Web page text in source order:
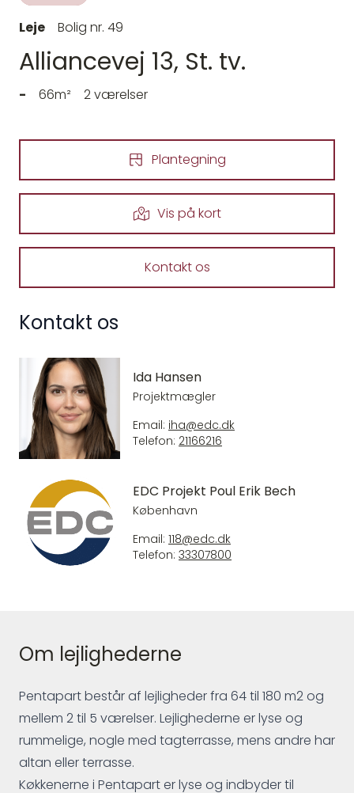
Leje Bolig nr. 49
Alliancevej 13, St. tv.
- 66m² 2 værelser
Plantegning
Vis på kort
Kontakt os
Kontakt os
Ida Hansen
Projektmægler
Email: iha@edc.dk
Telefon: 21166216
EDC Projekt Poul Erik Bech
København
Email: 118@edc.dk
Telefon: 33307800
Om lejlighederne
Pentapart består af lejligheder fra 64 til 180 m2 og
mellem 2 til 5 værelser. Lejlighederne er lyse og
rummelige, nogle med tagterrasse, mens andre har
altan eller terrasse.
Køkkenerne i Pentapart er lyse og indbyder til